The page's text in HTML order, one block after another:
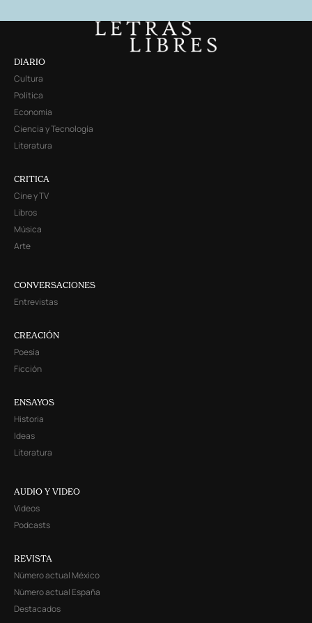
DIARIO
Cultura
Política
Economía
Ciencia y Tecnología
Literatura
CRITICA
Cine y TV
Libros
Música
Arte
CONVERSACIONES
Entrevistas
CREACIÓN
Poesía
Ficción
ENSAYOS
Historia
Ideas
Literatura
AUDIO Y VIDEO
Videos
Podcasts
REVISTA
Número actual México
Número actual España
Destacados